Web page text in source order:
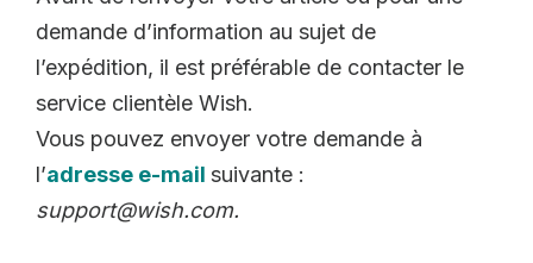
demande d’information au sujet de
l’expédition, il est préférable de contacter le
service clientèle Wish.
Vous pouvez envoyer votre demande à
l’adresse e-mail suivante :
support@wish.com.